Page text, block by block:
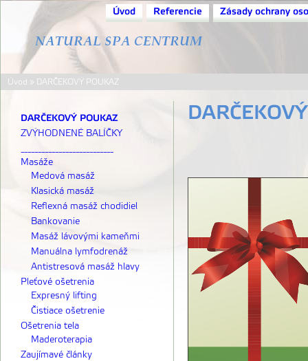
Úvod Referencie Zásady ochrany
Úvod » DARČEKOVÝ POUKAZ
DARČEKOVÝ POUKAZ
ZVÝHODNENÉ BALÍČKY
Masáže
Medová masáž
Klasická masáž
Reflexná masáž chodidiel
Bankovanie
Masáž lávovými kameňmi
Manuálna lymfodrenáž
Antistresová masáž hlavy
Pleťové ošetrenia
Expresný lifting
Čistiace ošetrenie
Ošetrenia tela
Maderoterapia
Zaujímavé články